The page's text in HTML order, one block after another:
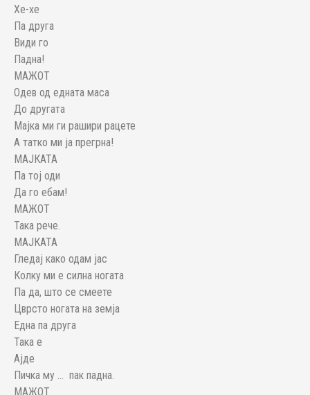
Хе-хе
Па друга
Види го
Падна!
МАЖОТ
Одев од едната маса
До другата
Мајка ми ги рашири рацете
А татко ми ја прегрна!
МАЈКАТА
Па тој оди
Да го ебам!
МАЖОТ
Така рече.
МАЈКАТА
Гледај како одам јас
Колку ми е силна ногата
Па да, што се смеете
Цврсто ногата на земја
Една па друга
Така е
Ајде
Пичка му … пак падна.
МАЖОТ